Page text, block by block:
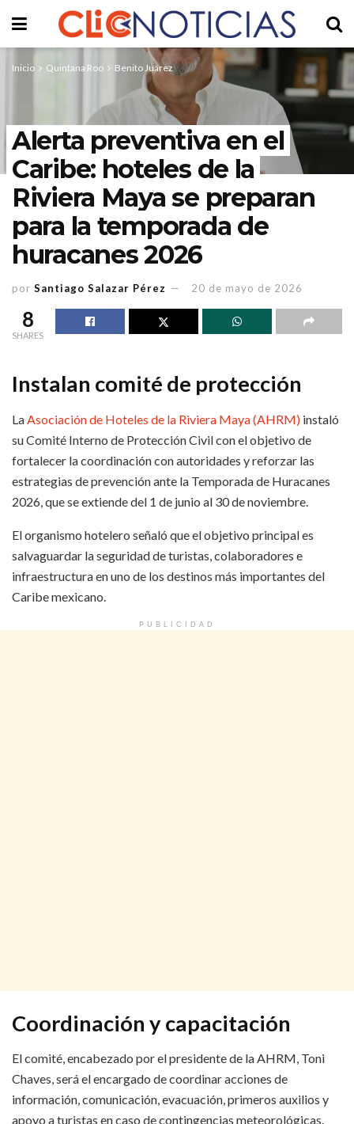
Inicio Quintana Roo Benito Juárez
Alerta preventiva en el
Caribe: hoteles de la
Riviera Maya se preparan
para la temporada de
huracanes 2026
por Santiago Salazar Pérez 20 de mayo de 2026
8
SHARES
Instalan comité de protección
LaAsociación de Hoteles de la Riviera Maya (AHRM) instaló
su Comité Interno de Protección Civil con el objetivo de
fortalecer la coordinación con autoridades y reforzar las
estrategias de prevención ante la Temporada de Huracanes
2026, que se extiende del 1 de junio al 30 de noviembre.
El organismo hotelero señaló que el objetivo principal es
salvaguardar la seguridad de turistas, colaboradores e
infraestructura en uno de los destinos más importantes del
Caribe mexicano.
PUBLICIDAD
Coordinación y capacitación
El comité, encabezado por el presidente de la AHRM, Toni
Chaves, será el encargado de coordinar acciones de
información, comunicación, evacuación, primeros auxilios y
apoyo a turistas en caso de contingencias meteorológicas.